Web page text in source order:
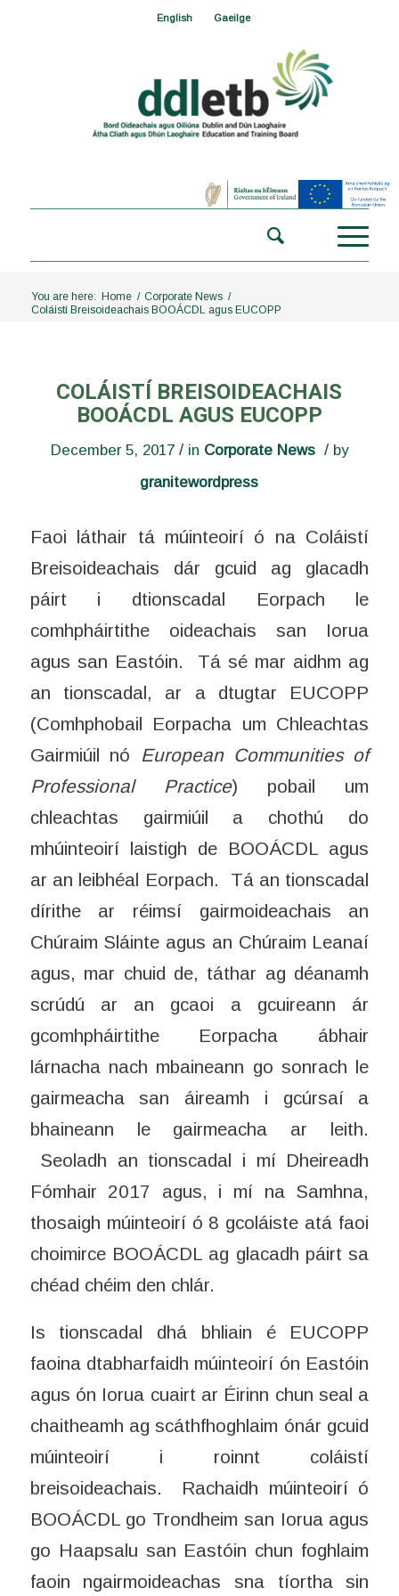
English Gaeilge
You are here: Home / Corporate News /
Coláistí Breisoideachais BOOÁCDL agus EUCOPP
COLÁISTÍ BREISOIDEACHAIS
BOOÁCDL AGUS EUCOPP
December 5, 2017 / in Corporate News / by
granitewordpress
Faoi láthair tá múinteoirí ó na Coláistí
Breisoideachais dár gcuid ag glacadh
páirt i dtionscadal Eorpach le
comhpháirtithe oideachais san Iorua
agus san Eastóin. Tá sé mar aidhm ag
an tionscadal, ar a dtugtar EUCOPP
(Comhphobail Eorpacha um Chleachtas
Gairmiúil nó
European Communities of
Professional Practice) pobail um
chleachtas gairmiúil a chothú do
mhúinteoirí laistigh de BOOÁCDL agus
ar an leibhéal Eorpach. Tá an tionscadal
dírithe ar réimsí gairmoideachais an
Chúraim Sláinte agus an Chúraim Leanaí
agus, mar chuid de, táthar ag déanamh
scrúdú ar an gcaoi a gcuireann ár
gcomhpháirtithe Eorpacha ábhair
lárnacha nach mbaineann go sonrach le
gairmeacha san áireamh i gcúrsaí a
bhaineann le gairmeacha ar leith.
Seoladh an tionscadal i mí Dheireadh
Fómhair 2017 agus, i mí na Samhna,
thosaigh múinteoirí ó 8 gcoláiste atá faoi
choimirce BOOÁCDL ag glacadh páirt sa
chéad chéim den chlár.
Is tionscadal dhá bhliain é EUCOPP
faoina dtabharfaidh múinteoirí ón Eastóin
agus ón Iorua cuairt ar Éirinn chun seal a
chaitheamh ag scáthfhoghlaim ónár gcuid
múinteoirí i roinnt coláistí
breisoideachais. Rachaidh múinteoirí ó
BOOÁCDL go Trondheim san Iorua agus
go Haapsalu san Eastóin chun foghlaim
faoin ngairmoideachas sna tíortha sin